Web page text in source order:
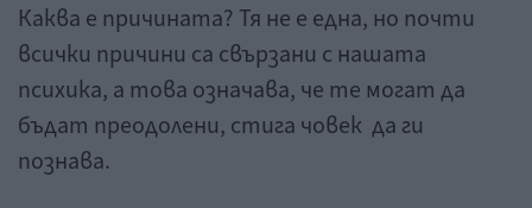
Каква е причината? Тя не е една, но почти
всички причини са свързани с нашата
психика, а това означава, че те могат да
бъдат преодолени, стига човек да ги
познава.